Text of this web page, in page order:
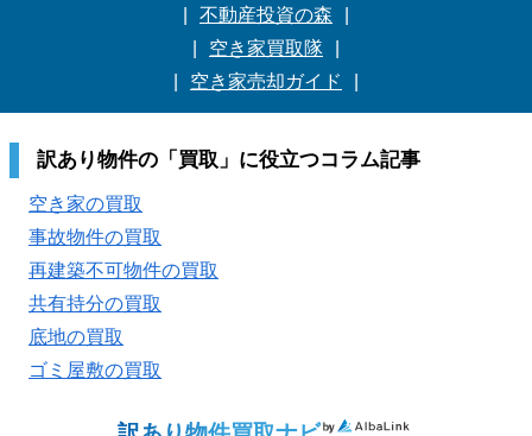
不動産投資の森
空き家買取隊
空き家売却ガイド
訳あり物件の「買取」に役立つコラム記事
空き家の買取
事故物件の買取
再建築不可物件の買取
共有持分の買取
底地の買取
ゴミ屋敷の買取